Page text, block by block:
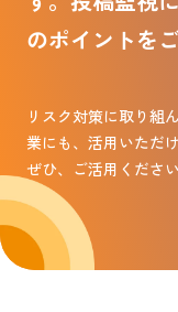
のポイントを
リスク対策に取り組
業にも、活用いただ
ぜひ、ご活用ください